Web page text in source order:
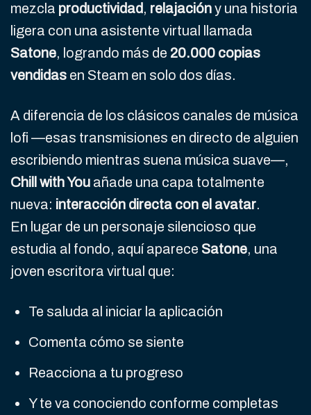
mezcla productividad, relajacióny una historia
ligera con una asistente virtual llamada
Satone, logrando más de 20.000 copias
vendidas en Steam en solo dos días.
A diferencia de los clásicos canales de música
lofi —esas transmisiones en directo de alguien
escribiendo mientras suena música suave—,
Chill with You añade una capa totalmente
nueva: interacción directa con el avatar.
En lugar de un personaje silencioso que
estudia al fondo, aquí aparece Satone, una
joven escritora virtual que:
Te saluda al iniciar la aplicación
Comenta cómo se siente
Reacciona a tu progreso
Y te va conociendo conforme completas